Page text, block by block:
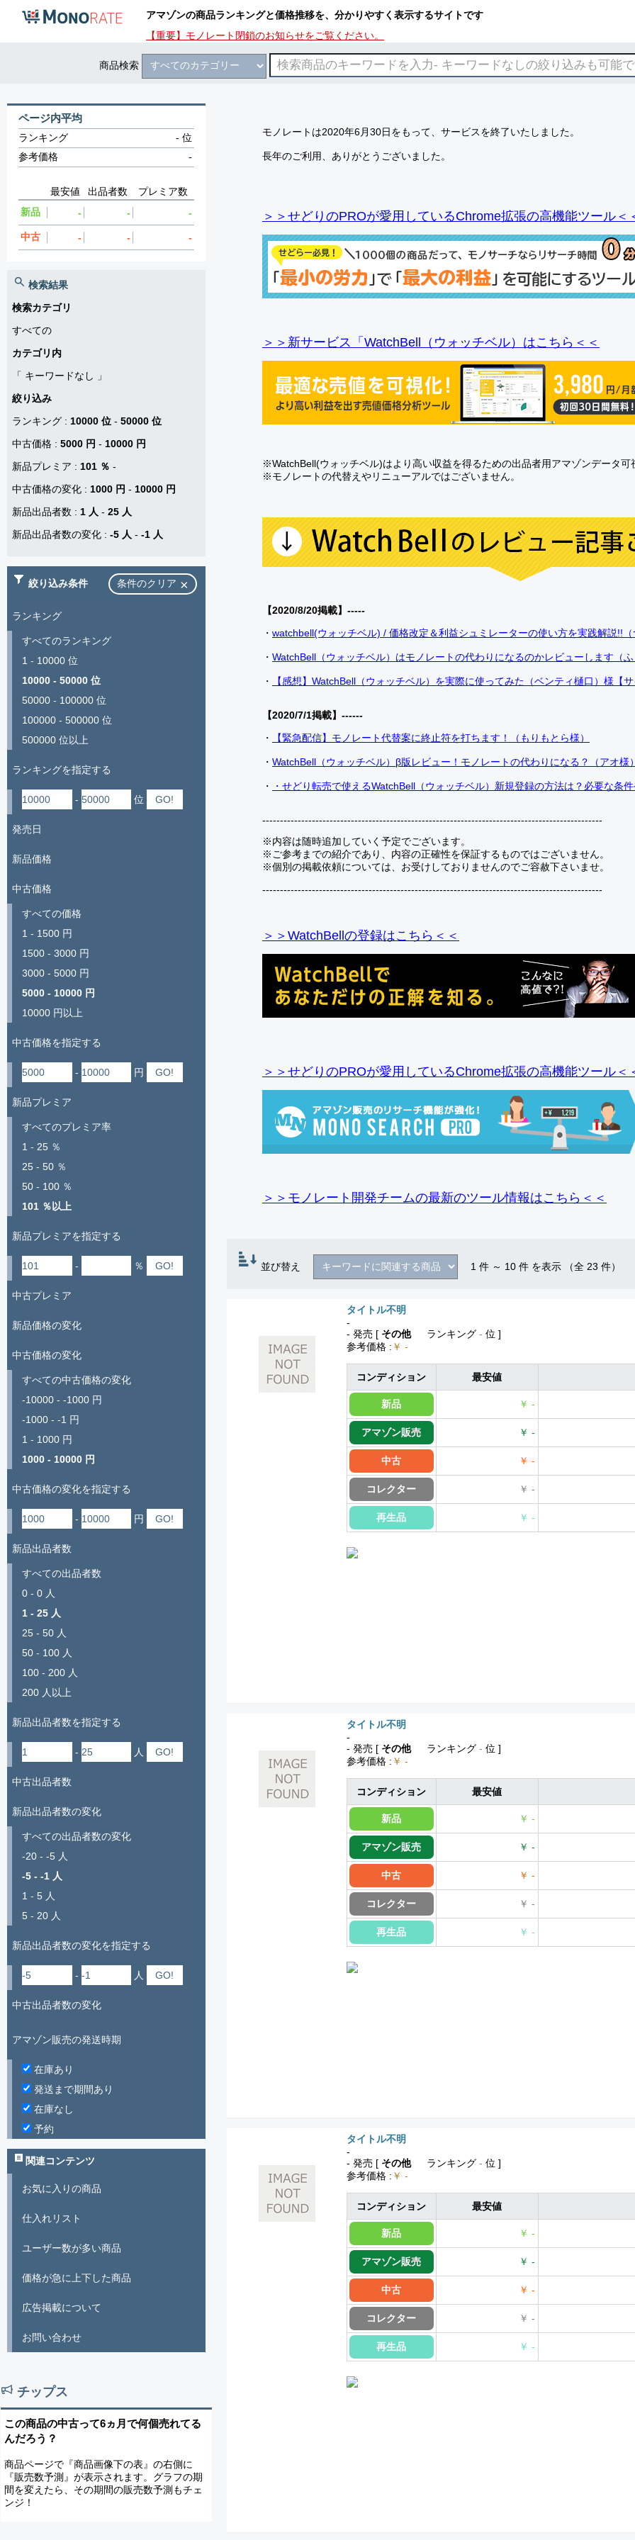
アマゾンの商品ランキングと価格推移を、分かりやすく表示するサイトです
【重要】モノレート閉鎖のお知らせをご覧ください。
商品検索
モノレートは2020年6月30日をもって、サービスを終了いたしました。
長年のご利用、ありがとうございました。
＞＞せどりのPROが愛用しているChrome拡張の高機能ツール＜
＞＞新サービス「WatchBell（ウォッチベル）はこちら＜＜
※WatchBell(ウォッチベル)はより高い収益を得るための出品者用アマゾンデータ可
※モノレートの代替えやリニューアルではございません。
【2020/8/20掲載】-----
・ watchbell(ウォッチベル) / 価格改定＆利益シュミレーターの使い方を実践解説!!
・ WatchBell（ウォッチベル）はモノレートの代わりになるのかレビューします（
・ 【感想】WatchBell（ウォッチベル）を実際に使ってみた（ベンティ樋口）様【
【2020/7/1掲載】------
・
【緊急配信】モノレート代替案に終止符を打ちます！（もりもとら様）
・ WatchBell（ウォッチベル）β版レビュー！モノレートの代わりになる？（アオ様
・ ・せどり転売で使えるWatchBell（ウォッチベル）新規登録の方法は？必要な条
------------------------------------------------------------------------------------------------
※内容は随時追加していく予定でございます。
※ご参考までの紹介であり、内容の正確性を保証するものではございません。
※個別の掲載依頼については、お受けしておりませんのでご容赦下さいませ。
------------------------------------------------------------------------------------------------
＞＞WatchBellの登録はこちら＜＜
＞＞せどりのPROが愛用しているChrome拡張の高機能ツール＜
＞＞モノレート開発チームの最新のツール情報はこちら＜＜
並び替え 1 件 ～ 10 件 を表示 （全 23 件）
タイトル不明
-
- 発売 [ その他 ランキング - 位 ]
参考価格 : ￥ -
コンディション 最安値
新品 ￥ -
アマゾン販売 ￥ -
中古 ￥ -
コレクター ￥ -
再生品 ￥ -
タイトル不明
-
- 発売 [ その他 ランキング - 位 ]
参考価格 : ￥ -
コンディション 最安値
新品 ￥ -
アマゾン販売 ￥ -
中古 ￥ -
コレクター ￥ -
再生品 ￥ -
タイトル不明
-
- 発売 [ その他 ランキング - 位 ]
参考価格 : ￥ -
コンディション 最安値
新品 ￥ -
アマゾン販売 ￥ -
中古 ￥ -
コレクター ￥ -
再生品 ￥ -
ページ内平均
ランキング -位
参考価格
-
最安値 出品者数
プレミア数
新品
- - -
中古 - - -
検索結果
検索カテゴリ
すべての
カテゴリ内
「 キーワードなし
」
絞り込み
ランキング : 10000 位 - 50000 位
中古価格 : 5000 円 - 10000 円
新品プレミア : 101 ％ -
中古価格の変化 : 1000 円 - 10000 円
新品出品者数 : 1 人 - 25 人
新品出品者数の変化 : -5 人 - -1 人
絞り込み条件 条件のクリア
ランキング
すべてのランキング
1 - 10000 位
10000 - 50000 位
50000 - 100000 位
100000 - 500000 位
500000 位以上
ランキングを指定する
- 位
発売日
新品価格
中古価格
すべての価格
1 - 1500 円
1500 - 3000 円
3000 - 5000 円
5000 - 10000 円
10000 円以上
中古価格を指定する
- 円
新品プレミア
すべてのプレミア率
1 - 25 ％
25 - 50 ％
50 - 100 ％
101 ％以上
新品プレミアを指定する
- ％
中古プレミア
新品価格の変化
中古価格の変化
すべての中古価格の変化
-10000 - -1000 円
-1000 - -1 円
1 - 1000 円
1000 - 10000 円
中古価格の変化を指定する
- 円
新品出品者数
すべての出品者数
0 - 0 人
1 - 25 人
25 - 50 人
50 - 100 人
100 - 200 人
200 人以上
新品出品者数を指定する
- 人
中古出品者数
新品出品者数の変化
すべての出品者数の変化
-20 - -5 人
-5 - -1 人
1 - 5 人
5 - 20 人
新品出品者数の変化を指定する
- 人
中古出品者数の変化
アマゾン販売の発送時期
在庫あり
発送まで期間あり
在庫なし
予約
関連コンテンツ
お気に入りの商品
仕入れリスト
ユーザー数が多い商品
価格が急に上下した商品
広告掲載について
お問い合わせ
チップス
この商品の中古って6ヵ月で何個売れてる
んだろう？
商品ページで『商品画像下の表』の右側に
『販売数予測』が表示されます。グラフの期
間を変えたら、その期間の販売数予測もチェ
ンジ！